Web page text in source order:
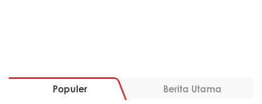
Populer Berita Utama